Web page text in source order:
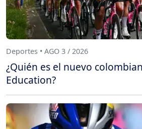
Deportes • AGO 3 / 2026
¿Quién es el nuevo
Education?